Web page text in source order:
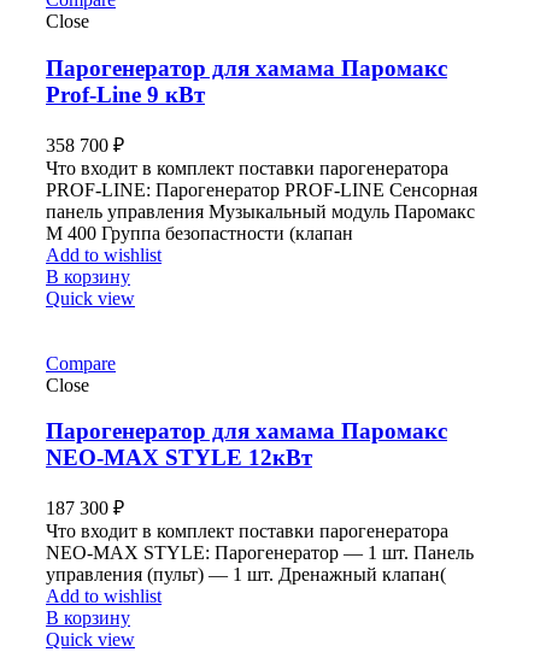
Close
Парогенератор для хамама Паромакс
Prof-Line 9 кВт
358 700 ₽
Что входит в комплект поставки парогенератора
PROF-LINE: Парогенератор PROF-LINE Сенсорная
панель управления Музыкальный модуль Паромакс
М 400 Группа безопастности (клапан
Add to wishlist
В корзину
Quick view
Compare
Close
Парогенератор для хамама Паромакс
NEO-MAX STYLE 12кВт
187 300 ₽
Что входит в комплект поставки парогенератора
NEO-MAX STYLE: Парогенератор — 1 шт. Панель
управления (пульт) — 1 шт. Дренажный клапан(
Add to wishlist
В корзину
Quick view